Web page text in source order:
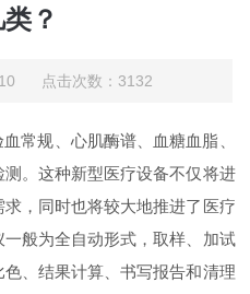
？
10 点击次数：3132
常规、心肌酶谱、血糖血脂、
。这种新型医疗设备不仅将进
，同时也将较大地推进了医疗
般为全自动形式，取样、加试
、结果计算、书写报告和清理